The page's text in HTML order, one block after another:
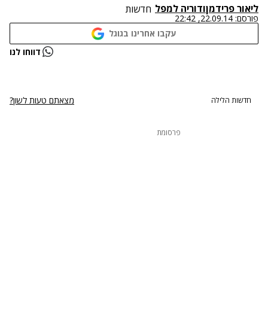
ליאור פרידמןודוריה למפל חדשות
פורסם: 22.09.14, 22:42
עקבו אחרינו בגוגל
נתקלנו בבעיה דווחו לנו
חדשות הלילה מצאתם טעות לשון?
פרסומת